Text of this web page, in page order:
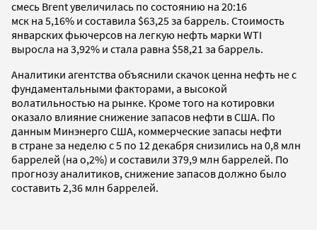
смесь Brent увеличилась по состоянию на 20:16
мск на 5,16% и составила $63,25 за баррель. Стоимость
январских фьючерсов на легкую нефть марки WTI
выросла на 3,92% и стала равна $58,21 за баррель.
Аналитики агентства объяснили скачок ценна нефть не с
фундаментальными факторами, а высокой
волатильностью на рынке. Кроме того на котировки
оказало влияние снижение запасов нефти в США. По
данным Минэнерго США, коммерческие запасы нефти
в стране за неделю с 5 по 12 декабря снизились на 0,8 млн
баррелей (на о,2%) и составили 379,9 млн баррелей. По
прогнозу аналитиков, снижение запасов должно было
составить 2,36 млн баррелей.